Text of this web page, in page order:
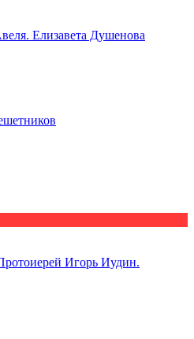
Елизавета Душенова
Игорь Иудин.